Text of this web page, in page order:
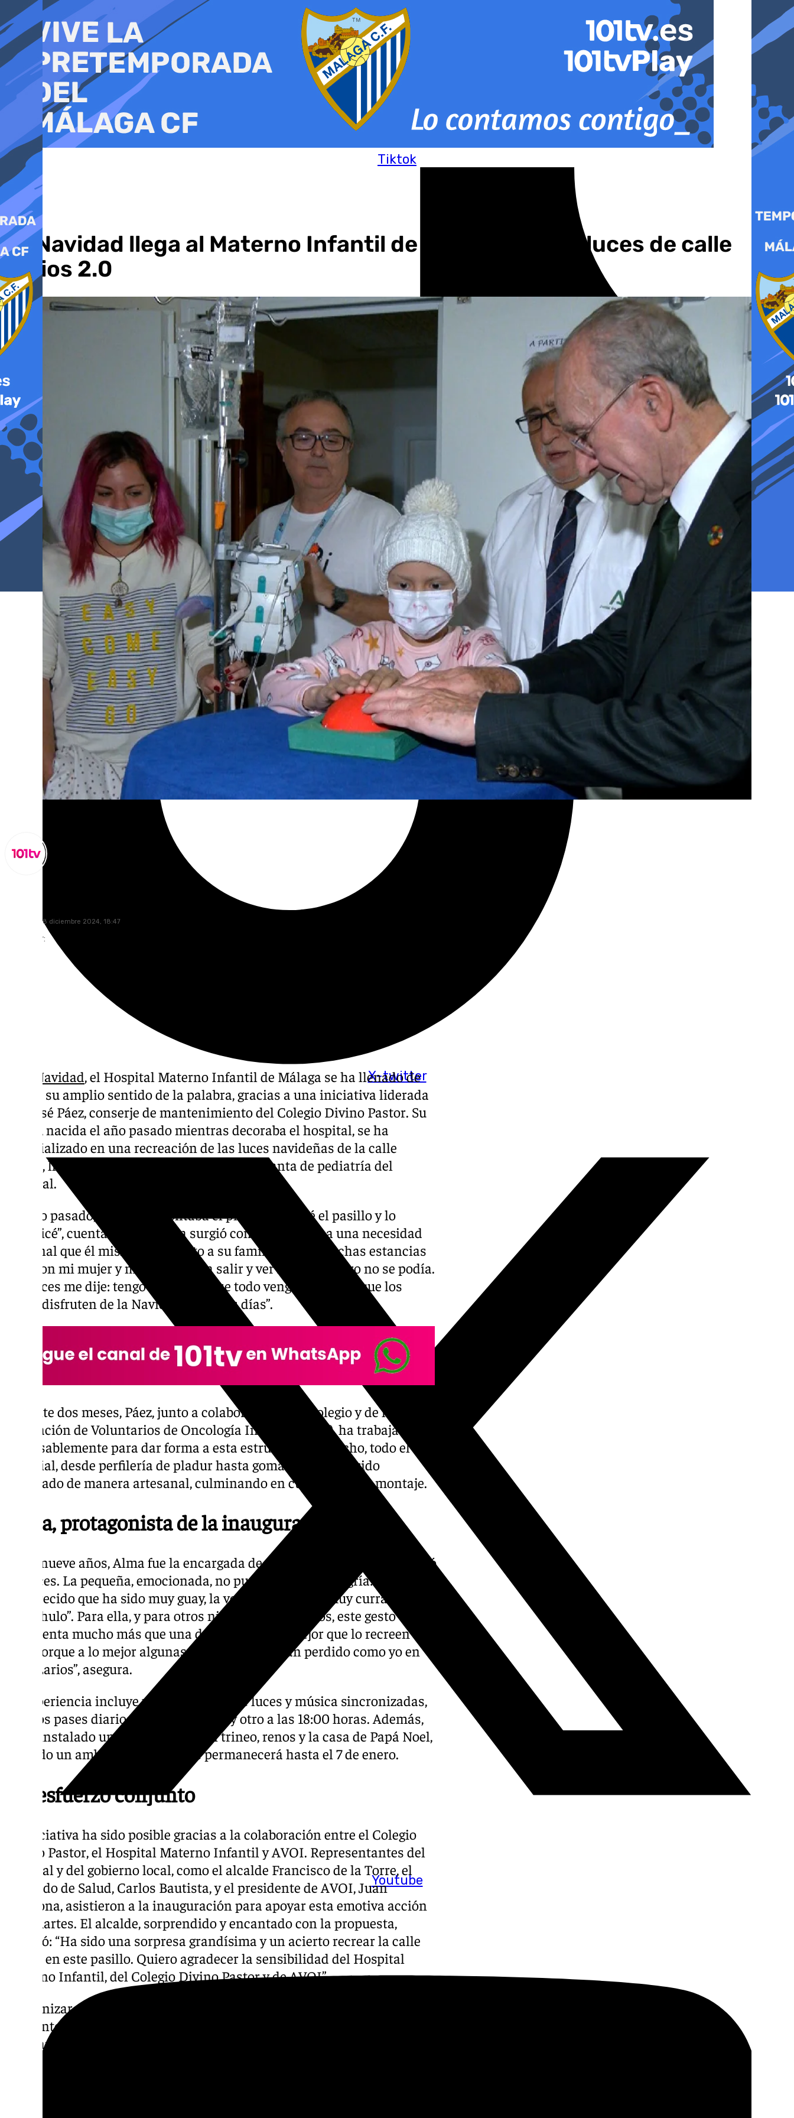
al
contenido
Tiktok
X-twitter
Youtube
La Navidad llega al Materno Infantil de Málaga con las luces de calle
Larios 2.0
miércoles, 18 diciembre 2024, 18:47
Compartir:
Navidad, el Hospital Materno Infantil de Málaga se ha llenado de
luz, en su amplio sentido de la palabra, gracias a una iniciativa liderada
por José Páez, conserje de mantenimiento del Colegio Divino Pastor. Su
visión, nacida el año pasado mientras decoraba el hospital, se ha
materializado en una recreación de las luces navideñas de la calle
Larios, llevadas directamente a la primera planta de pediatría del
hospital.
“El año pasado, mientras montaba el photocall, miré el pasillo y lo
visualicé”, cuenta Páez. La idea surgió como respuesta a una necesidad
personal que él mismo vivió junto a su familia. “Pasé muchas estancias
aquí con mi mujer y mi hijo. Quería salir y ver las luces, pero no se podía.
Entonces me dije: tengo que hacer que todo venga aquí para que los
niños disfruten de la Navidad todos los días”.
Durante dos meses, Páez, junto a colaboradores del colegio y de la
Asociación de Voluntarios de Oncología Infantil
(AVOI), ha trabajado
incansablemente para dar forma a esta estructura. De hecho, todo el
material, desde perfilería de pladur hasta gomaespuma, ha sido
elaborado de manera artesanal, culminando en cuatro días de montaje.
Alma, protagonista de la inauguración
A sus nueve años, Alma fue la encargada de pulsar el botón que encendió
las luces. La pequeña, emocionada, no pudo ocultar su alegría: “A mí me
ha parecido que ha sido muy guay, la verdad, está todo muy currado y
muy chulo”. Para ella, y para otros niños hospitalizados, este gesto
representa mucho más que una decoración. “Es mejor que lo recreen
aquí porque a lo mejor algunas personas se lo han perdido como yo en
calle Larios”, asegura.
La experiencia incluye un espectáculo de luces y música sincronizadas,
con dos pases diarios: uno a las 12:00 y otro a las 18:00 horas. Además,
se ha instalado un photocall con un trineo, renos y la casa de Papá Noel,
creando un ambiente mágico que permanecerá hasta el 7 de enero.
Un esfuerzo conjunto
La iniciativa ha sido posible gracias a la colaboración entre el Colegio
Divino Pastor, el Hospital Materno Infantil y AVOI. Representantes del
hospital y del gobierno local, como el alcalde Francisco de la Torre, el
delegado de Salud, Carlos Bautista, y el presidente de AVOI, Juan
Carmona, asistieron a la inauguración para apoyar esta emotiva acción
este martes. El alcalde, sorprendido y encantado con la propuesta,
declaró: “Ha sido una sorpresa grandísima y un acierto recrear la calle
Larios en este pasillo. Quiero agradecer la sensibilidad del Hospital
Materno Infantil, del Colegio Divino Pastor y de AVOI”.
Humanizar el entorno hospitalario con iniciativas como esta crea un
ambiente acogedor y lleno de esperanza, que no solo alegra a los niños,
sino también a sus familias, tal y como se podía observar entre los